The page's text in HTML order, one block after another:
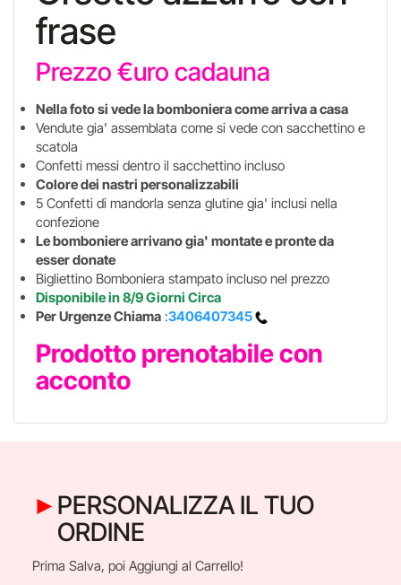
frase
Prezzo €uro cadauna
Nella foto si vede la bomboniera come arriva a casa
Vendute gia' assemblata come si vede con sacchettino e
scatola
Confetti messi dentro il sacchettino incluso
Colore dei nastri personalizzabili
5 Confetti di mandorla senza glutine gia' inclusi nella
confezione
Le bomboniere arrivano gia' montate e pronte da
esser donate
Bigliettino Bomboniera stampato incluso nel prezzo
Disponibile in 8/9 Giorni Circa
Per Urgenze Chiama :3406407345
Prodotto prenotabile con
acconto
PERSONALIZZA IL TUO
ORDINE
Prima Salva, poi Aggiungi al Carrello!